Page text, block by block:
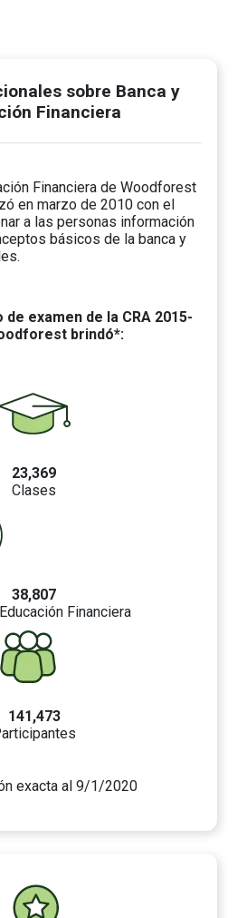
sobre Banca y
Financiera
Financiera de Woodforest
en marzo de 2010 con el
a las personas información
básicos de la banca y
examen de la CRA 2015-
brindó*:
23,369
Clases
38,807
Financiera
141,473
exacta al 9/1/2020